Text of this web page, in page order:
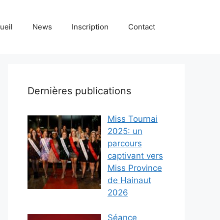
News Inscription Contact
Dernières publications
Miss Tournai
2025: un
parcours
captivant vers
Miss Province
de Hainaut
2026
Séance